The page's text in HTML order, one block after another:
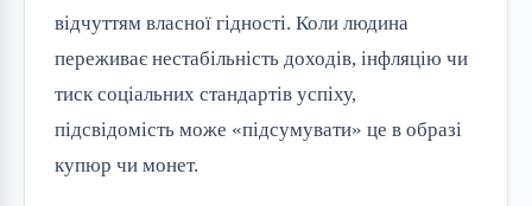
відчуттям власної гідності. Коли людина
переживає нестабільність доходів, інфляцію чи
тиск соціальних стандартів успіху,
підсвідомість може «підсумувати» це в образі
купюр чи монет.